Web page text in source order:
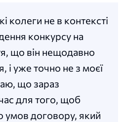
не в контексті
конкурсу на
що він нещодавно
і уже точно не з моєї
що зараз
для того, щоб
умов договору, який